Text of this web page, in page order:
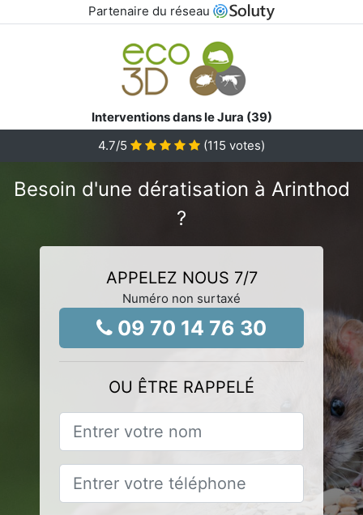
Partenaire du réseau
Interventions dans le Jura (39)
4.7/5 (115 votes)
Besoin d'une dératisation à Arinthod
?
APPELEZ NOUS 7/7
Numéro non surtaxé
09 70 14 76 30
OU ÊTRE RAPPELÉ